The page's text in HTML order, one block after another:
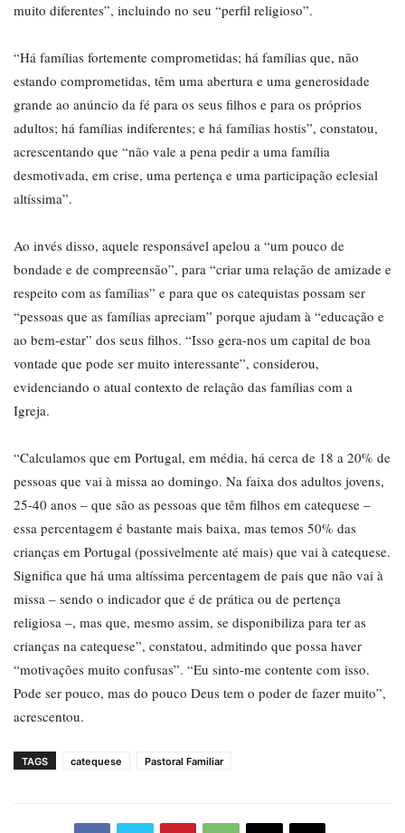
muito diferentes”, incluindo no seu “perfil religioso”.
“Há famílias fortemente comprometidas; há famílias que, não
estando comprometidas, têm uma abertura e uma generosidade
grande ao anúncio da fé para os seus filhos e para os próprios
adultos; há famílias indiferentes; e há famílias hostis”, constatou,
acrescentando que “não vale a pena pedir a uma família
desmotivada, em crise, uma pertença e uma participação eclesial
altíssima”.
Ao invés disso, aquele responsável apelou a “um pouco de
bondade e de compreensão”, para “criar uma relação de amizade e
respeito com as famílias” e para que os catequistas possam ser
“pessoas que as famílias apreciam” porque ajudam à “educação e
ao bem-estar” dos seus filhos. “Isso gera-nos um capital de boa
vontade que pode ser muito interessante”, considerou,
evidenciando o atual contexto de relação das famílias com a
Igreja.
“Calculamos que em Portugal, em média, há cerca de 18 a 20% de
pessoas que vai à missa ao domingo. Na faixa dos adultos jovens,
25-40 anos – que são as pessoas que têm filhos em catequese –
essa percentagem é bastante mais baixa, mas temos 50% das
crianças em Portugal (possivelmente até mais) que vai à catequese.
Significa que há uma altíssima percentagem de pais que não vai à
missa – sendo o indicador que é de prática ou de pertença
religiosa –, mas que, mesmo assim, se disponibiliza para ter as
crianças na catequese”, constatou, admitindo que possa haver
“motivações muito confusas”. “Eu sinto-me contente com isso.
Pode ser pouco, mas do pouco Deus tem o poder de fazer muito”,
acrescentou.
TAGS catequese Pastoral Familiar